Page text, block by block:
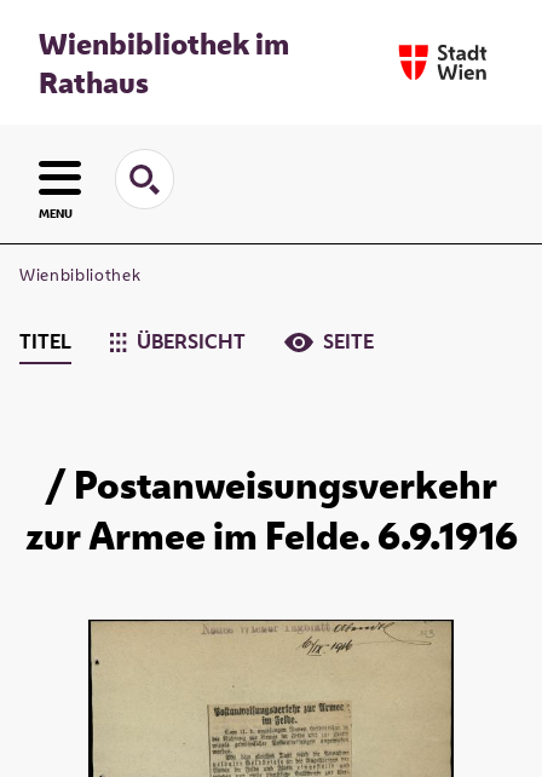
Wienbibliothek im
Rathaus
MENU
Wienbibliothek
TITEL ÜBERSICHT SEITE
/ Postanweisungsverkehr
zur Armee im Felde. 6.9.1916